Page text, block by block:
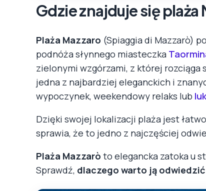
Gdzie znajduje się plaża
Plaża Mazzaro (Spiaggia di Mazzarò)
podnóża słynnego miasteczka
zielonymi wzgórzami, z której rozciąga
jedna z najbardziej eleganckich i
wypoczynek, weekendowy relaks lub
Dzięki swojej lokalizacji plaża jest
sprawia, że to jedno z najczęściej
Plaża Mazzarò to elegancka zatoka u
Sprawdź, dlaczego warto ją